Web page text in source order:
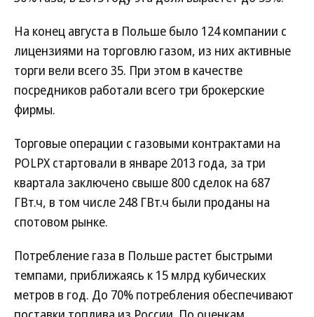
На конец августа в Польше было 124 компании с
лицензиями на торговлю газом, из них активные
торги вели всего 35. При этом в качестве
посредников работали всего три брокерские
фирмы.
Торговые операции с газовыми контрактами на
POLPX стартовали в январе 2013 года, за три
квартала заключено свыше 800 сделок на 687
ГВт.ч, в том числе 248 ГВт.ч были проданы на
спотовом рынке.
Потребление газа в Польше растет быстрыми
темпами, приближаясь к 15 млрд кубических
метров в год. До 70% потребления обеспечивают